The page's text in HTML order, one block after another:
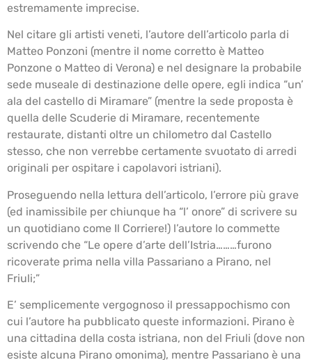
estremamente imprecise.
Nel citare gli artisti veneti, l’autore dell’articolo parla di
Matteo Ponzoni (mentre il nome corretto è Matteo
Ponzone o Matteo di Verona) e nel designare la probabile
sede museale di destinazione delle opere, egli indica “un’
ala del castello di Miramare” (mentre la sede proposta è
quella delle Scuderie di Miramare, recentemente
restaurate, distanti oltre un chilometro dal Castello
stesso, che non verrebbe certamente svuotato di arredi
originali per ospitare i capolavori istriani).
Proseguendo nella lettura dell’articolo, l’errore più grave
(ed inamissibile per chiunque ha “l’ onore” di scrivere su
un quotidiano come Il Corriere!) l’autore lo commette
scrivendo che “Le opere d’arte dell’Istria………furono
ricoverate prima nella villa Passariano a Pirano, nel
Friuli;”
E’ semplicemente vergognoso il pressappochismo con
cui l’autore ha pubblicato queste informazioni. Pirano è
una cittadina della costa istriana, non del Friuli (dove non
esiste alcuna Pirano omonima), mentre Passariano è una